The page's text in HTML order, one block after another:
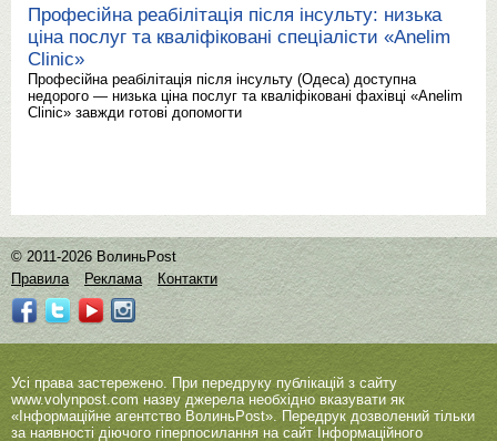
Професійна реабілітація після інсульту: низька
ціна послуг та кваліфіковані спеціалісти «Anelim
Clinic»
Професійна реабілітація після інсульту (Одеса) доступна
недорого — низька ціна послуг та кваліфіковані фахівці «Anelim
Clinic» завжди готові допомогти
© 2011-2026 ВолиньPost
Правила
Реклама Контакти
Усі права застережено. При передруку публікацій з сайту
www.volynpost.com назву джерела необхідно вказувати як
«Інформаційне агентство ВолиньPost». Передрук дозволений тільки
за наявності діючого гіперпосилання на сайт Інформаційного